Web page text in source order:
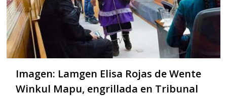
Imagen: Lamgen Elisa Rojas de Wente
Winkul Mapu, engrillada en Tribunal